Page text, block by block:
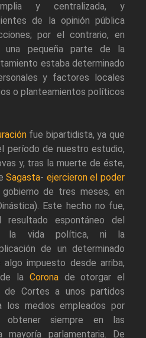
y centralizada, y
de la opinión pública
por el contrario, en
una pequeña parte de la
estaba determinado
y factores locales
o planteamientos políticos
fue bipartidista, ya que
período de nuestro estudio,
y, tras la muerte de éste,
Sagasta- ejercieron el poder
de tres meses, en
Este hecho no fue,
espontáneo del
la vida política, ni la
de un determinado
impuesto desde arriba,
la Coronade otorgar el
de Cortes a unos partidos
los medios empleados por
obtener siempre en las
mayoría parlamentaria. De